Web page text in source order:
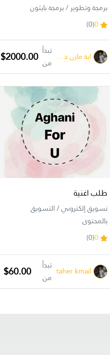
برمجة وتطوير / برمجة بايثون
0
(0)
اية مازن حسونة تبدأ
من $2000.00
طلب اغنية
تسويق إلكتروني / التسويق
بالمحتوى
0
(0)
taher kmail تبدأ
من
$60.00